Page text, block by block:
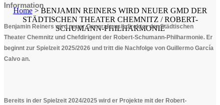
Home>BENJAMIN REINERS WIRD NEUER GMD DER
STÄDTISCHEN THEATER CHEMNITZ / ROBERT-
SCHUMANN-PHILHARMONIE
Information
Benjamin Reiners wird neuer Generalmusikdirektor der Städtischen
Theater Chemnitz und Chefdirigent der Robert-Schumann-Philharmonie. Er
beginnt zur Spielzeit 2025/2026 und tritt die Nachfolge von Guillermo García
Calvo an.
Bereits in der Spielzeit 2024/2025 wird er Projekte mit der Robert-